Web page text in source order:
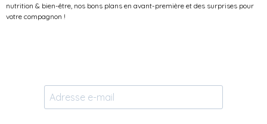
nutrition & bien-être, nos bons plans en avant-première et des surprises pour
votre compagnon !